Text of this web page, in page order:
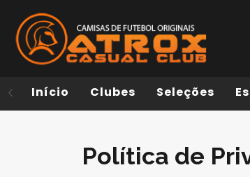
Início Clubes Seleções
Política de